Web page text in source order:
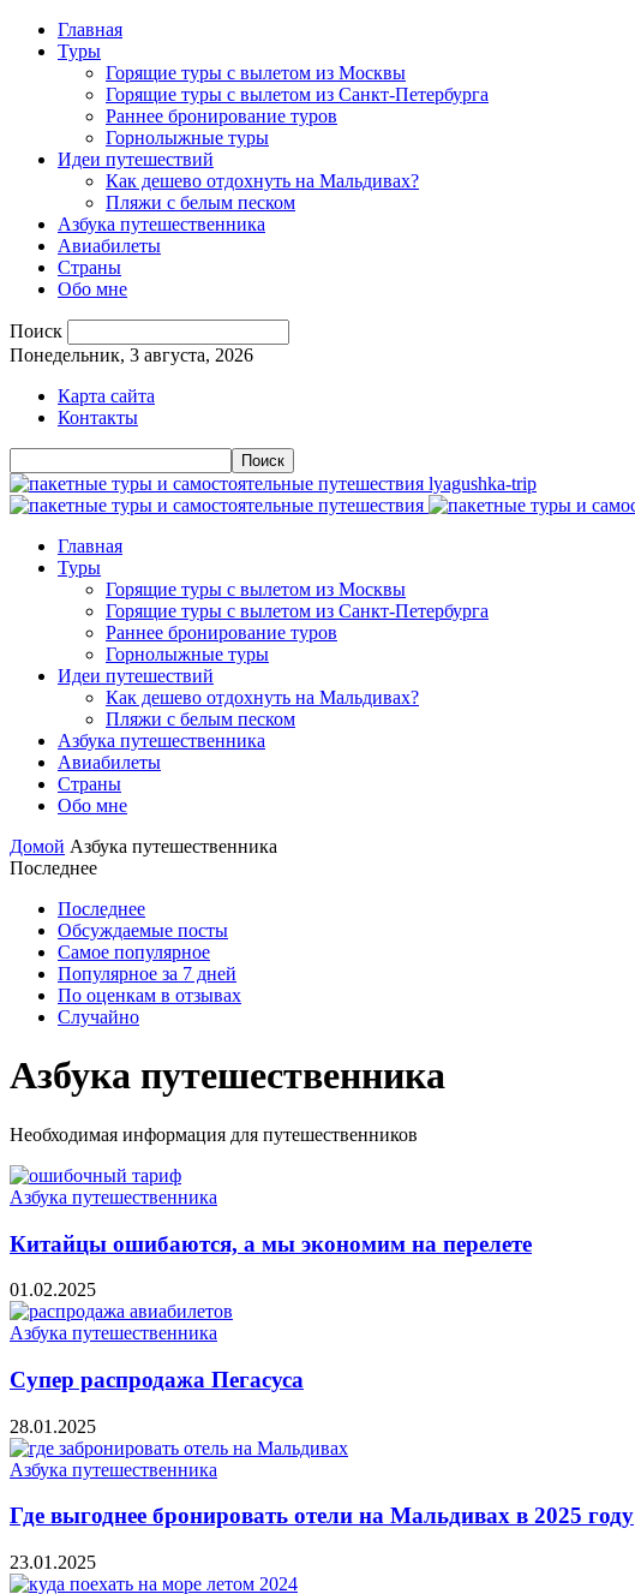
Главная
Туры
Горящие туры с вылетом из Москвы
Горящие туры с вылетом из Санкт-Петербурга
Раннее бронирование туров
Горнолыжные туры
Идеи путешествий
Как дешево отдохнуть на Мальдивах?
Пляжи с белым песком
Азбука путешественника
Авиабилеты
Страны
Обо мне
Поиск
Понедельник, 3 августа, 2026
Карта сайта
Контакты
lyagushka-trip
Главная
Туры
Горящие туры с вылетом из Москвы
Горящие туры с вылетом из Санкт-Петербурга
Раннее бронирование туров
Горнолыжные туры
Идеи путешествий
Как дешево отдохнуть на Мальдивах?
Пляжи с белым песком
Азбука путешественника
Авиабилеты
Страны
Обо мне
Домой Азбука путешественника
Последнее
Последнее
Обсуждаемые посты
Самое популярное
Популярное за 7 дней
По оценкам в отзывах
Случайно
Азбука путешественника
Необходимая информация для путешественников
Азбука путешественника
Китайцы ошибаются, а мы экономим на перелете
01.02.2025
Азбука путешественника
Супер распродажа Пегасуса
28.01.2025
Азбука путешественника
Где выгоднее бронировать отели на Мальдивах в 2025 году
23.01.2025